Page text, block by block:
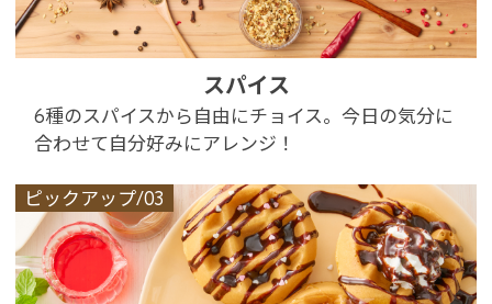
スパイス
6種のスパイスから自由にチョイス。今日の気分に
合わせて自分好みにアレンジ！
ピックアップ/03